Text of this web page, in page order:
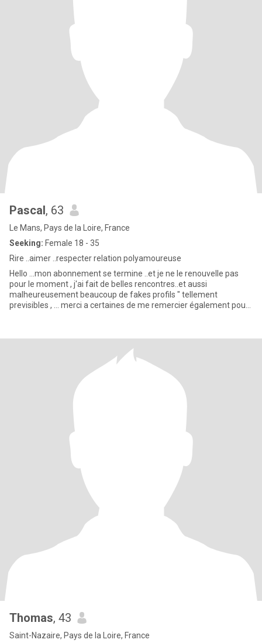
Pascal, 63
Le Mans, Pays de la Loire, France
Seeking: Female 18 - 35
Rire ..aimer ..respecter relation polyamoureuse
Hello ...mon abonnement se termine ..et je ne le renouvelle pas
pour le moment , j'ai fait de belles rencontres..et aussi
malheureusement beaucoup de fakes profils " tellement
previsibles , ... merci a certaines de me remercier également pour
Thomas, 43
Saint-Nazaire, Pays de la Loire, France